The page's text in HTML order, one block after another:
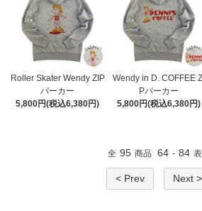
Roller Skater Wendy ZIP
パーカー
5,800円(税込6,380円)
Wendy in D. COFFEE ZI
Pパーカー
5,800円(税込6,380円)
全 95 商品 64 - 84
< Prev Next >